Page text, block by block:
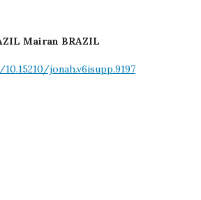
Mairan BRAZIL
jonah.v6isupp.9197